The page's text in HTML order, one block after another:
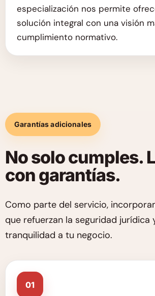
especialización nos permite
solución integral con una visión
cumplimiento normativo.
Garantías adicionales
No solo cumples.
con garantías.
Como parte del servicio,
que refuerzan la seguridad jurídica
tranquilidad a tu negocio.
01